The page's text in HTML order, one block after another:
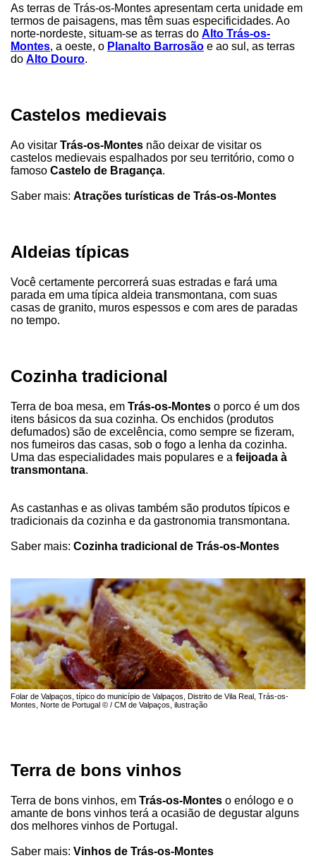
As terras de Trás-os-Montes apresentam certa unidade em
termos de paisagens, mas têm suas especificidades. Ao
norte-nordeste, situam-se as terras do Alto Trás-os-
Montes, a oeste, o Planalto Barrosão e ao sul, as terras
do Alto Douro.
Castelos medievais
Ao visitar Trás-os-Montes não deixar de visitar os
castelos medievais espalhados por seu território, como o
famoso Castelo de Bragança.
Saber mais: Atrações turísticas de Trás-os-Montes
Aldeias típicas
Você certamente percorrerá suas estradas e fará uma
parada em uma típica aldeia transmontana, com suas
casas de granito, muros espessos e com ares de paradas
no tempo.
Cozinha tradicional
Terra de boa mesa, em Trás-os-Montes o porco é um dos
itens básicos da sua cozinha. Os enchidos (produtos
defumados) são de excelência, como sempre se fizeram,
nos fumeiros das casas, sob o fogo a lenha da cozinha.
Uma das especialidades mais populares e a feijoada à
transmontana.
As castanhas e as olivas também são produtos típicos e
tradicionais da cozinha e da gastronomia transmontana.
Saber mais: Cozinha tradicional de Trás-os-Montes
Folar de Valpaços, típico do município de Valpaços, Distrito de Vila Real, Trás-os-
Montes, Norte de Portugal © / CM de Valpaços, ilustração
Terra de bons vinhos
Terra de bons vinhos, em Trás-os-Montes o enólogo e o
amante de bons vinhos terá a ocasião de degustar alguns
dos melhores vinhos de Portugal.
Saber mais: Vinhos de Trás-os-Montes